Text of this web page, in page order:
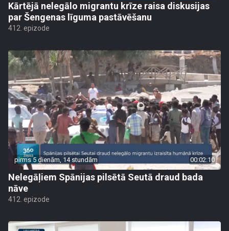
Kārtējā nelegālo migrantu krīze raisa diskusijas
par Šengenas līguma pastāvēšanu
412. epizode
pirms 5 dienām, 14 stundām 00:02:10
Nelegāļiem Spānijas pilsētā Seutā draud bada
nāve
412. epizode